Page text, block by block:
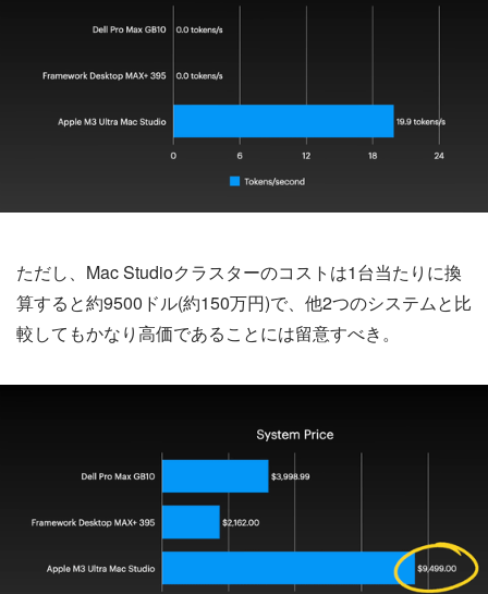
ただし、Mac Studioクラスターのコストは1台当たりに換
算すると約9500ドル(約150万円)で、他2つのシステムと比
較してもかなり高価であることには留意すべき。